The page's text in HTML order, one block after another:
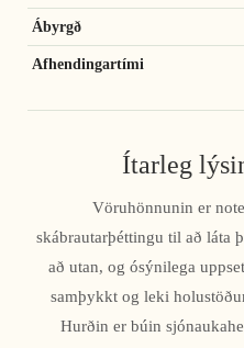
Ábyrgð
Afhendingartími
Ítarleg
Vöruhönnunin er
skábrautarþéttingu til að láta
að utan, og ósýnilega
samþykkt og leki
Hurðin er búin